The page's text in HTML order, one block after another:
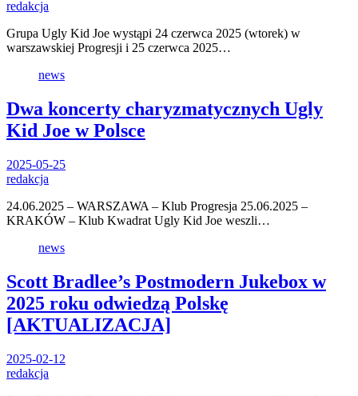
redakcja
Grupa Ugly Kid Joe wystąpi 24 czerwca 2025 (wtorek) w
warszawskiej Progresji i 25 czerwca 2025…
news
Dwa koncerty charyzmatycznych Ugly
Kid Joe w Polsce
2025-05-25
redakcja
24.06.2025 – WARSZAWA – Klub Progresja 25.06.2025 –
KRAKÓW – Klub Kwadrat Ugly Kid Joe weszli…
news
Scott Bradlee’s Postmodern Jukebox w
2025 roku odwiedzą Polskę
[AKTUALIZACJA]
2025-02-12
redakcja